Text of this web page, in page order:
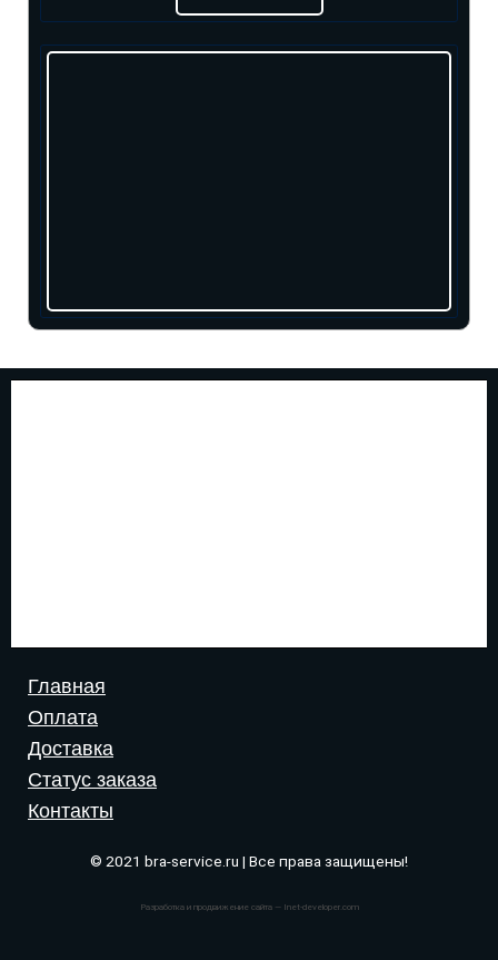
Главная
Оплата
Доставка
Статус заказа
Контакты
© 2021 bra-service.ru | Все права защищены!
Разработка и продвижение сайта — Inet-developer.com